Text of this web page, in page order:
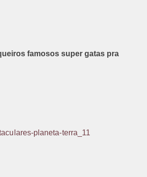
famosos super gatas pra